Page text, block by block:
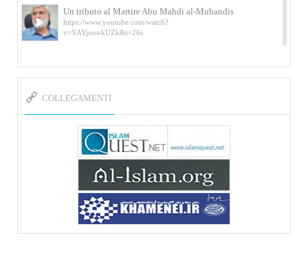
Un tributo al Martire Abu Mahdi al-Muhandis
https://www.youtube.com/watch?
v=YAYpusvkUZk&t=26s
L’Abluzione rituale (wudu) secondo l’Imam Alì
e l’Imam Khomeini
della figlia di un martire
https://www.youtube.com/watch?
v=-5nPSxbf9l0&t=103s
Sheykh Abbas Di Palma sui martiri Qassem
Soleimani e Abu Mahdi Al-Muhandis
https://youtu.be/Y6SIP2PIht4 Video del discorso tenuto
dallo Sheykh Abbas Di Palma in ...
COLLEGAMENTI